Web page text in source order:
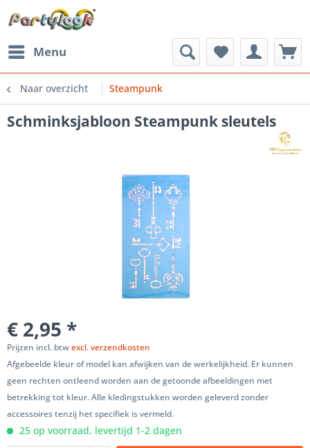
Menu
Naar overzicht Steampunk
Schminksjabloon Steampunk sleutels
€ 2,95 *
Prijzen incl. btwexcl. verzendkosten
Afgebeelde kleur of model kan afwijken van de werkelijkheid. Er kunnen
geen rechten ontleend worden aan de getoonde afbeeldingen met
betrekking tot kleur. Alle kledingstukken worden geleverd zonder
accessoires tenzij het specifiek is vermeld.
25 op voorraad, levertijd 1-2 dagen